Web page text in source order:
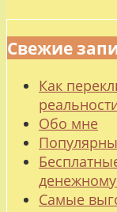
Свежие
Как
Обо мне
Самые